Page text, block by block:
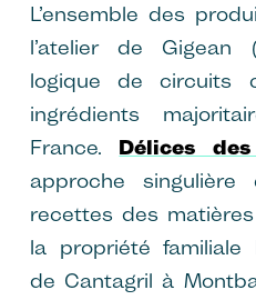
L’ensemble des
l’atelier de Gigean
logique de circuits
ingrédients
France. Délices
approche
recettes des
la propriété familiale
de Cantagril à